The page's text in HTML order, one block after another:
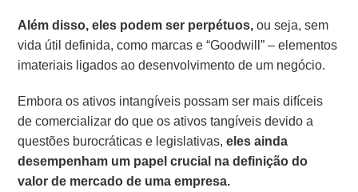
Além disso, eles podem ser perpétuos,ou seja, sem
vida útil definida, como marcas e “Goodwill” – elementos
imateriais ligados ao desenvolvimento de um negócio.
Embora os ativos intangíveis possam ser mais difíceis
de comercializar do que os ativos tangíveis devido a
questões burocráticas e legislativas,eles ainda
desempenham um papel crucial na definição do
valor de mercado de uma empresa.